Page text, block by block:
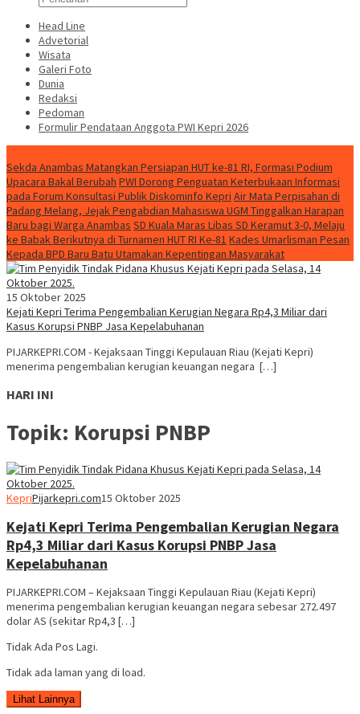
Head Line
Advetorial
Wisata
Galeri Foto
Dunia
Redaksi
Pedoman
Formulir Pendataan Anggota PWI Kepri 2026
Sekda Anambas Matangkan Persiapan HUT ke-81 RI, Formasi Podium
Upacara Bakal Berubah PWI Dorong Penguatan Keterbukaan Informasi
pada Forum Konsultasi Publik Diskominfo Kepri Air Mata Perpisahan di
Padang Melang, Jejak Pengabdian Mahasiswa UGM Tinggalkan Harapan
Baru bagi Warga Anambas SD Kuala Maras Libas SD Keramut 3-0, Melaju
ke Babak Berikutnya di Turnamen HUT RI Ke-81 Kades Umarlisman Pesan
Kepada BPD Baru Batu Utamakan Kepentingan Masyarakat
15 Oktober 2025
Kejati Kepri Terima Pengembalian Kerugian Negara Rp4,3 Miliar dari
Kasus Korupsi PNBP Jasa Kepelabuhanan
PIJARKEPRI.COM - Kejaksaan Tinggi Kepulauan Riau (Kejati Kepri)
menerima pengembalian kerugian keuangan negara […]
HARI INI
Topik: Korupsi PNBP
KepriPijarkepri.com15 Oktober 2025
Kejati Kepri Terima Pengembalian Kerugian Negara
Rp4,3 Miliar dari Kasus Korupsi PNBP Jasa
Kepelabuhanan
PIJARKEPRI.COM – Kejaksaan Tinggi Kepulauan Riau (Kejati Kepri)
menerima pengembalian kerugian keuangan negara sebesar 272.497
dolar AS (sekitar Rp4,3 […]
Tidak Ada Pos Lagi.
Tidak ada laman yang di load.
Lihat Lainnya